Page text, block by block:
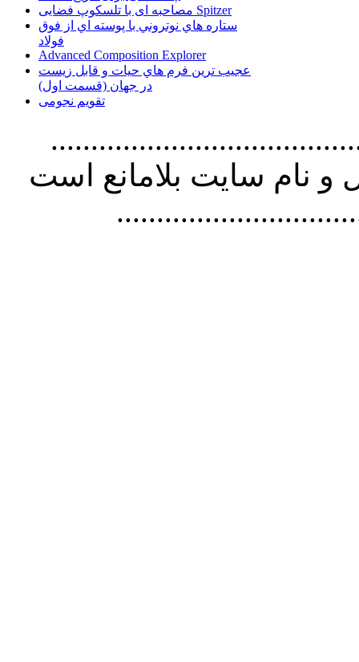
مصاحبه ای با تلسکوپ فضایی Spitzer
ستاره هاي نوتروني با پوسته اي از فوق
فولاد
Advanced Composition Explorer
عجیب ترین فرم هاي حيات و قابل زيست
در جهان (قسمت اول)
تقویم نجومی
استفاده از
نام سايت بلامانع است